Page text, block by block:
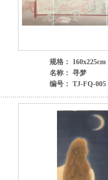
规格： 160x225cm
名称： 寻梦
编号： TJ-FQ-005